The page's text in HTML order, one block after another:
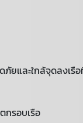
ยและใกล้จุดลงเรื
กรอบเรือ